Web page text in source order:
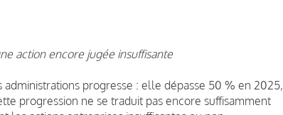
action encore jugée insuffisante
progresse : elle dépasse 50 % en 2025,
progression ne se traduit pas encore suffisamment